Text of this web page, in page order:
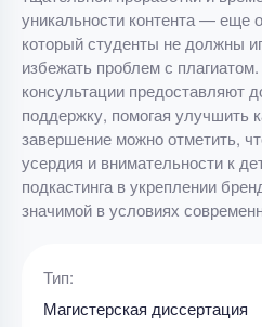
уникальности контента — еще
который студенты не должны
избежать проблем с
консультации предоставляют
поддержку, помогая улучшить
завершение можно отметить,
усердия и внимательности к
подкастинга в укреплении
значимой в условиях
Тип:
Магистерская диссертация